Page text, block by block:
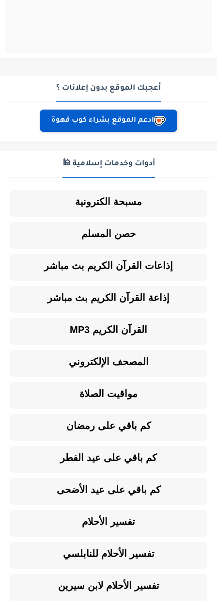
أعجبك الموقع بدون إعلانات ؟
ادعم الموقع بشراء كوب قهوة
أدوات وخدمات إسلامية 🕌
مسبحة الكترونية
حصن المسلم
إذاعات القرآن الكريم بث مباشر
إذاعة القرآن الكريم بث مباشر
القرآن الكريم MP3
المصحف الإلكتروني
مواقيت الصلاة
كم باقي على رمضان
كم باقي على عيد الفطر
كم باقي على عيد الأضحى
تفسير الأحلام
تفسير الأحلام للنابلسي
تفسير الأحلام لابن سيرين